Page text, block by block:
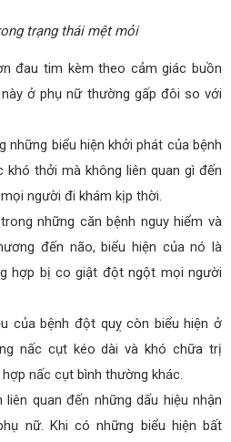
trạng thái mệt mỏi
đau tim kèm theo cảm giác buồn
ở phụ nữ thường gấp đôi so với
những biểu hiện khởi phát của bệnh
khó thởi mà không liên quan gì đến
người đi khám kịp thời.
những căn bệnh nguy hiểm và
đến não, biểu hiện của nó là
hợp bị co giật đột ngột mọi người
của bệnh đột quỵ còn biểu hiện ở
nấc cụt kéo dài và khó chữa trị
nấc cụt bình thường khác.
quan đến những dấu hiệu nhận
nữ. Khi có những biểu hiện bất